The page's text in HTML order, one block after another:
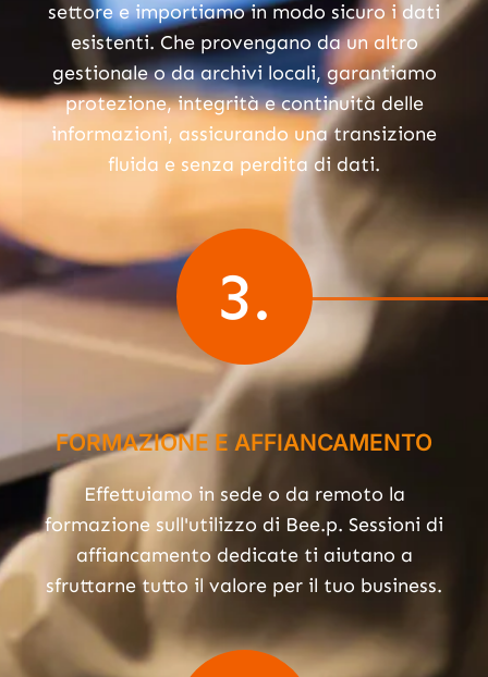
settore e importiamo in modo sicuro i dati
esistenti. Che provengano da un altro
gestionale o da archivi locali, garantiamo
protezione, integrità e continuità delle
informazioni, assicurando una transizione
fluida e senza perdita di dati.
3.
FORMAZIONE E AFFIANCAMENTO
Effettuiamo in sede o da remoto la
formazione sull'utilizzo di Bee.p. Sessioni di
affiancamento dedicate ti aiutano a
sfruttarne tutto il valore per il tuo business.